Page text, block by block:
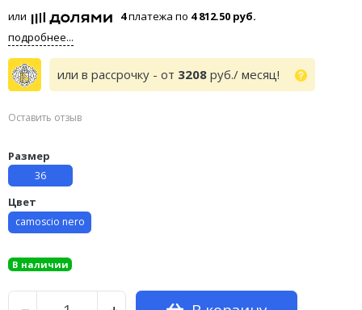
или 4платежа по 4 812.50 руб.
подробнее...
или в рассрочку - от 3208 руб./ месяц!
Оставить отзыв
Размер
36
Цвет
camoscio nero
В наличии